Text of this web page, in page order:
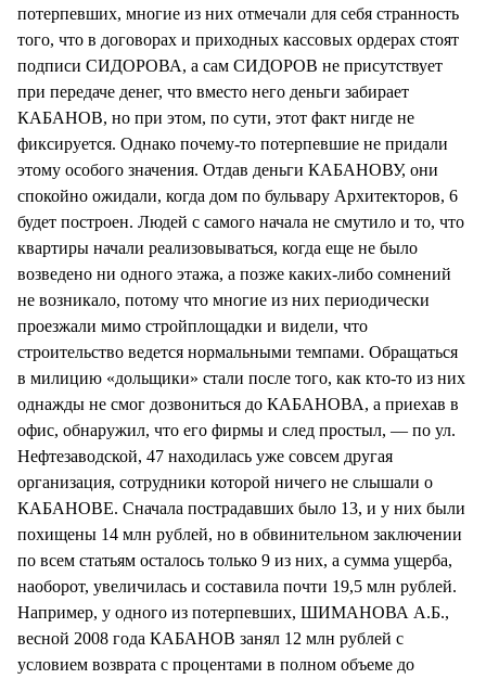
потерпевших, многие из них отмечали для себя странность
того, что в договорах и приходных кассовых ордерах стоят
подписи СИДОРОВА, а сам СИДОРОВ не присутствует
при передаче денег, что вместо него деньги забирает
КАБАНОВ, но при этом, по сути, этот факт нигде не
фиксируется. Однако почему-то потерпевшие не придали
этому особого значения. Отдав деньги КАБАНОВУ, они
спокойно ожидали, когда дом по бульвару Архитекторов, 6
будет построен. Людей с самого начала не смутило и то, что
квартиры начали реализовываться, когда еще не было
возведено ни одного этажа, а позже каких-либо сомнений
не возникало, потому что многие из них периодически
проезжали мимо стройплощадки и видели, что
строительство ведется нормальными темпами. Обращаться
в милицию «дольщики» стали после того, как кто-то из них
однажды не смог дозвониться до КАБАНОВА, а приехав в
офис, обнаружил, что его фирмы и след простыл, — по ул.
Нефтезаводской, 47 находилась уже совсем другая
организация, сотрудники которой ничего не слышали о
КАБАНОВЕ. Сначала пострадавших было 13, и у них были
похищены 14 млн рублей, но в обвинительном заключении
по всем статьям осталось только 9 из них, а сумма ущерба,
наоборот, увеличилась и составила почти 19,5 млн рублей.
Например, у одного из потерпевших, ШИМАНОВА А.Б.,
весной 2008 года КАБАНОВ занял 12 млн рублей с
условием возврата с процентами в полном объеме до